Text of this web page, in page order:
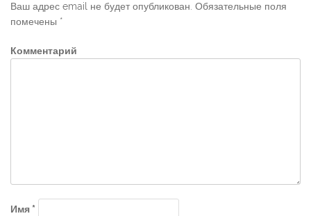
Ваш адрес email не будет опубликован. Обязательные поля
помечены *
Комментарий
Имя*